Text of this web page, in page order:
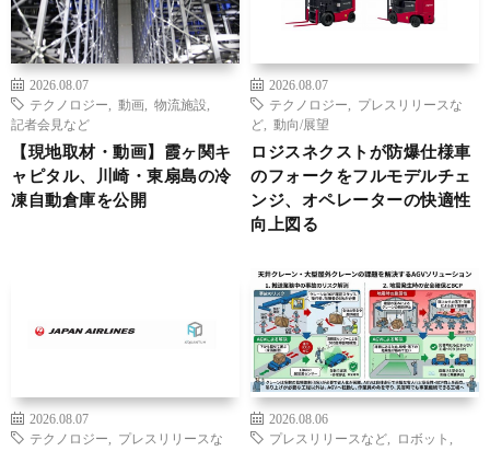
2026.08.07
テクノロジー
動画 物流施設
記者会見など
【現地取材・動画】霞ヶ関キ
ャピタル、川崎・東扇島の冷
凍自動倉庫を公開
2026.08.07
テクノロジー
プレスリリースな
ど
動向/展望
ロジスネクストが防爆仕様車
のフォークをフルモデルチェ
ンジ、オペレーターの快適性
向上図る
2026.08.07
テクノロジー
プレスリリースな
2026.08.06
プレスリリースなど
ロボット